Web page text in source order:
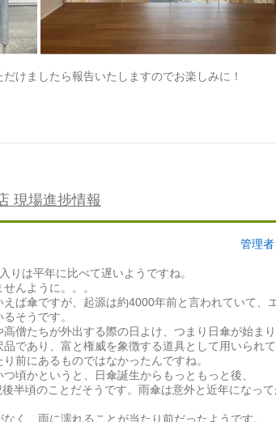
けましたら報告いたしますのでお楽しみに！
現場進捗情報
管理者
りは平年に比べて遅いようですね。
んように。。。
ば傘ですが、起源は約4000年前と言われていて、
そうです。
僧たちが外出する際の日よけ、つまり日傘が始まり
であり、富と権威を象徴する道具として用いられて
前にあるものではなかったんですね。
頃かというと、日傘誕生からもっともっと後、
半頃のことだそうです。雨傘は意外と近年になっ
く、雨に濡れることが当たり前だったようです。